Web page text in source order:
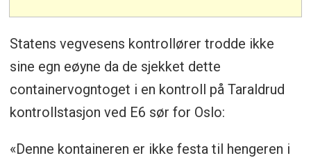
Statens vegvesens kontrollører trodde ikke
sine egn eøyne da de sjekket dette
containervogntoget i en kontroll på Taraldrud
kontrollstasjon ved E6 sør for Oslo:
«Denne kontaineren er ikke festa til hengeren i